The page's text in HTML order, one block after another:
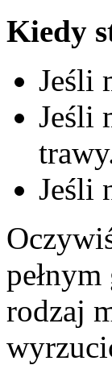
Kiedy
Jeśli
Jeśli
Jeśli
rodzaj